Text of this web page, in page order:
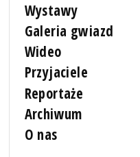
Wystawy
Galeria gwiazd
Wideo
Przyjaciele
Reportaże
Archiwum
O nas